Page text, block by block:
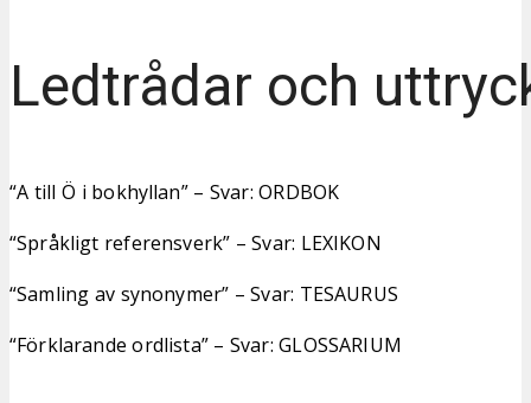
Ledtrådar och
“A till Ö i bokhyllan” – Svar: ORDBOK
“Språkligt referensverk” – Svar: LEXIKON
“Samling av synonymer” – Svar: TESAURUS
“Förklarande ordlista” – Svar: GLOSSARIUM